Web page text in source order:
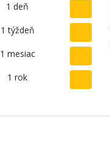
1 deň
1 týždeň
1 mesiac
1 rok